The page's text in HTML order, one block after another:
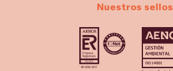
Nuestros sellos